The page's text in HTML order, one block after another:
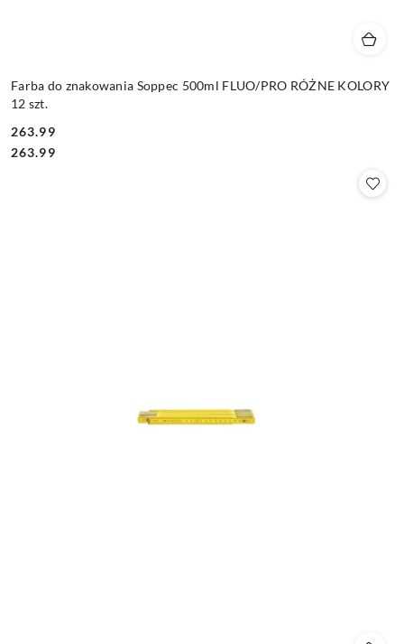
Farba do znakowania Soppec 500ml FLUO/PRO RÓŻNE KOLORY
12 szt.
Cena:
263.99
Cena:
263.99